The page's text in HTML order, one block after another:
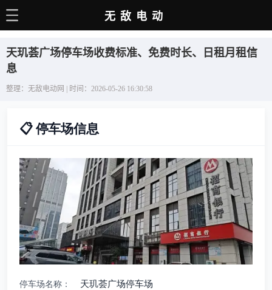
电动百科
电车资讯
充电站
用车百科
销量榜
经销商
无敌电动
天玑荟广场停车场收费标准、免费时长、日租月租信
息
整理：无敌电动网 | 时间：2026-05-26 16:30:58
📋 停车场信息
停车场名称： 天玑荟广场停车场